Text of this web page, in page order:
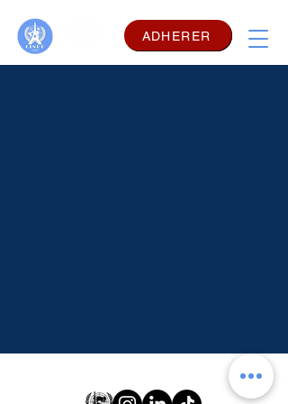
ADHERER
Comité Interuniversitaire des Nations Unies de Paris